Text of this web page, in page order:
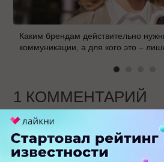
Каким брендам действительно
коммуникации, а для кого это –
1 КОММЕНТАРИЙ
Родион
больше года назад